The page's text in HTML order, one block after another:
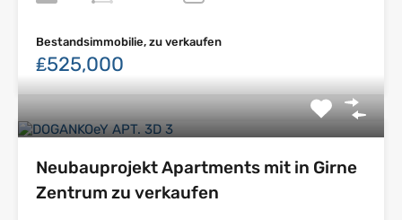
Bestandsimmobilie, zu verkaufen
₤525,000
Neubauprojekt Apartments mit in Girne
Zentrum zu verkaufen